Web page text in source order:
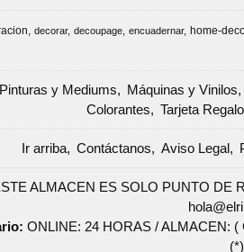
decorar decoupage encuadernar home-
Pinturas y Mediums Máquinas y Vinilos
Colorantes
Tarjeta Regalo
Ir arriba Contáctanos Aviso Legal
ALMACEN ES SOLO PUNTO
ONLINE: 24 HORAS / ALMACEN: